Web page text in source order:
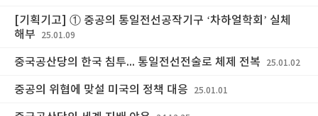
[기획기고] ① 중공의 통일전선공작기구 ‘차하얼학회’ 실체
해부
25.01.09
중국공산당의 한국 침투... 통일전선전술로 체제 전복 25.01.02
중공의 위협에 맞설 미국의 정책 대응 25.01.01